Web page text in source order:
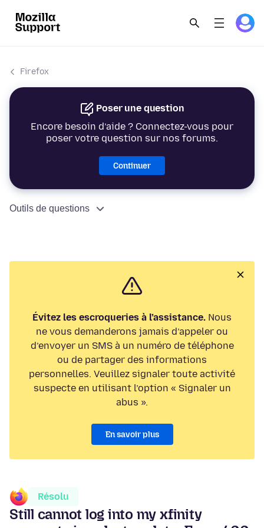
Firefox
Poser une question
Encore besoin d’aide ? Connectez-vous pour
poser votre question sur nos forums.
Continuer
Outils de questions
Évitez les escroqueries à l’assistance. Nous
ne vous demanderons jamais d’appeler ou
d’envoyer un SMS à un numéro de téléphone
ou de partager des informations
personnelles. Veuillez signaler toute activité
suspecte en utilisant l’option « Signaler un
abus ».
En savoir plus
Résolu
Still cannot log into my xfinity